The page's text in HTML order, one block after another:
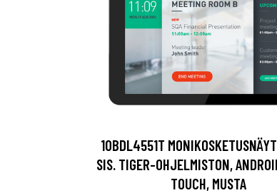
10BDL4551T
SIS. TIGER-OHJELMISTON,
TOUCH, MUSTA